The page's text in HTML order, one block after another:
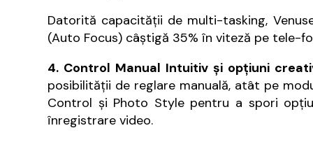
Datorită capacităţii de multi-tasking,
(Auto Focus) câştigă 35% în viteză pe tele-
4. Control Manual Intuitiv şi opţiuni
posibilităţii de reglare manuală, atât pe
Control şi Photo Style pentru a spori
înregistrare video.